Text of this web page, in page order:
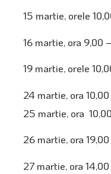
15 martie, orele
16 martie, ora 9,00
19 martie, orele
24 martie, ora 10,00
25 martie, ora 10,00
26 martie, ora 19,00
27 martie, ora 14,00